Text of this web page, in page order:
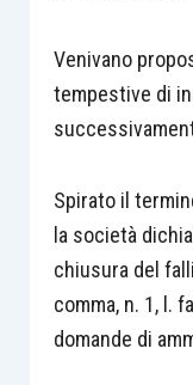
Venivano
tempestive di
Spirato il
la società
chiusura del
comma, n. 1, l.
domande di